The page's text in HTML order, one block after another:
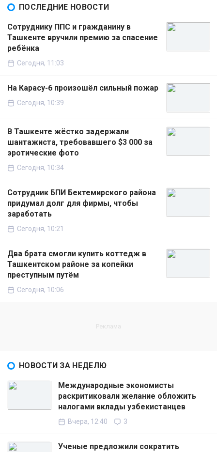
ПОСЛЕДНИЕ НОВОСТИ
Сотруднику ППС и гражданину в
Ташкенте вручили премию за спасение
ребёнка
Сегодня, 11:03
На Карасу-6 произошёл сильный пожар
Сегодня, 10:39
В Ташкенте жёстко задержали
шантажиста, требовавшего $3 000 за
эротические фото
Сегодня, 10:34
Сотрудник БПИ Бектемирского района
придумал долг для фирмы, чтобы
заработать
Сегодня, 10:21
Два брата смогли купить коттедж в
Ташкентском районе за копейки
преступным путём
Сегодня, 10:06
НОВОСТИ ЗА НЕДЕЛЮ
Международные экономисты
раскритиковали желание обложить
налогами вклады узбекистанцев
Вчера, 12:40 3
Ученые предложили сократить